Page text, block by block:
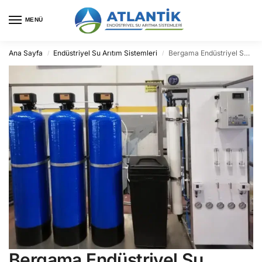
MENÜ
Ana Sayfa / Endüstriyel Su Arıtım Sistemleri / Bergama Endüstriyel Su Arıtma